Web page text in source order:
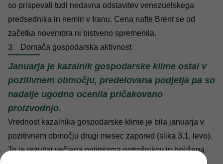
so prispevali tudi nedavna odstavitev venezuelskega
predsednika in nemiri v Iranu. Cena nafte Brent se od
začetka novembra ni bistveno spremenila.
3
Domača gospodarska aktivnost
Januarja je kazalnik gospodarske klime ostal v
pozitivnem območju, predelovana podjetja pa so
nadalje ugodno ocenila pričakovano
proizvodnjo.
Vrednost kazalnika gospodarske klime je bila januarja v
pozitivnem območju drugi mesec zapored (slika 3.1, levo).
To je rezultat večjega optimizma potrošnikov in boljšega